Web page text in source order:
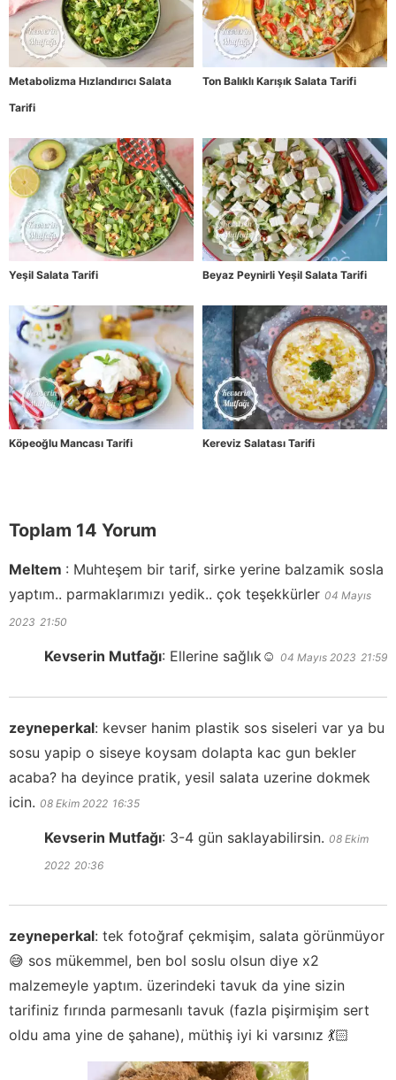
Metabolizma Hızlandırıcı Salata
Tarifi
Ton Balıklı Karışık Salata Tarifi
Yeşil Salata Tarifi Beyaz Peynirli Yeşil Salata Tarifi
Köpeoğlu Mancası Tarifi Kereviz Salatası Tarifi
Toplam 14 Yorum
Meltem : Muhteşem bir tarif, sirke yerine balzamik sosla
yaptım.. parmaklarımızı yedik.. çok teşekkürler 04 Mayıs
2023 21:50
Kevserin Mutfağı: Ellerine sağlık☺️ 04 Mayıs 2023 21:59
zeyneperkal: kevser hanim plastik sos siseleri var ya bu
sosu yapip o siseye koysam dolapta kac gun bekler
acaba? ha deyince pratik, yesil salata uzerine dokmek
icin. 08 Ekim 2022 16:35
Kevserin Mutfağı: 3-4 gün saklayabilirsin. 08 Ekim
2022 20:36
zeyneperkal: tek fotoğraf çekmişim, salata görünmüyor
😅 sos mükemmel, ben bol soslu olsun diye x2
malzemeyle yaptım. üzerindeki tavuk da yine sizin
tarifiniz fırında parmesanlı tavuk (fazla pişirmişim sert
oldu ama yine de şahane), müthiş iyi ki varsınız 💃🏻